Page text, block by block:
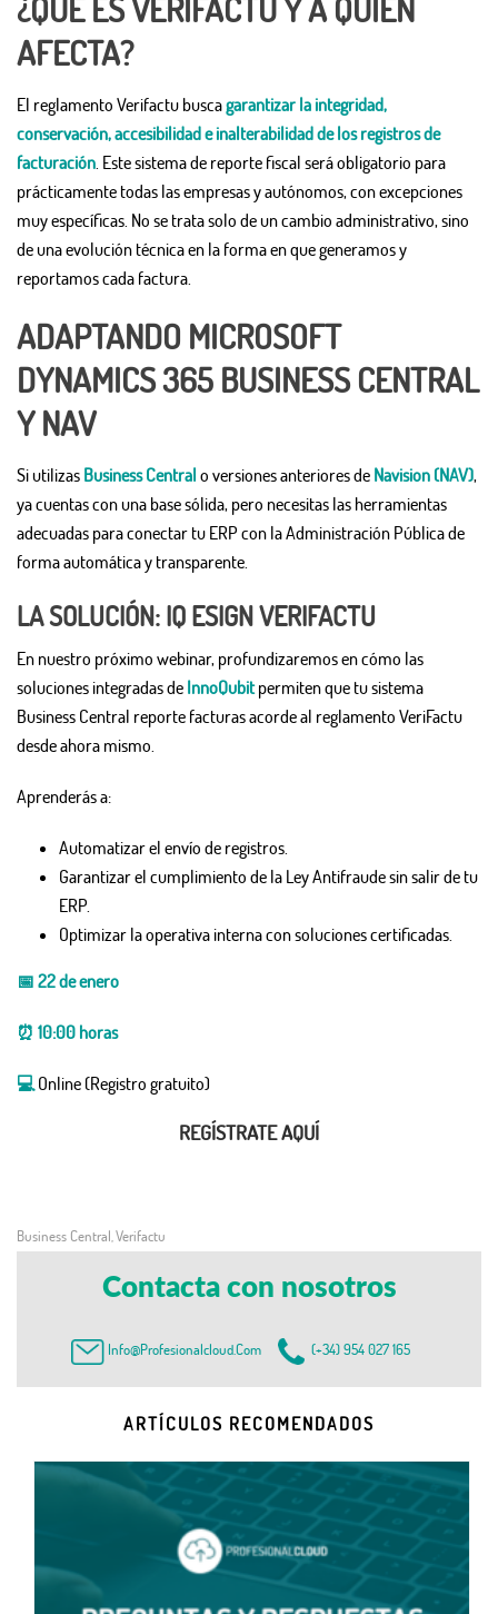
¿QUÉ ES VERIFACTU Y A QUIÉN
AFECTA?
El reglamento Verifactu buscagarantizar la integridad,
conservación, accesibilidad e inalterabilidad de los registros de
facturación. Este sistema de reporte fiscal será obligatorio para
prácticamente todas las empresas y autónomos, con excepciones
muy específicas. No se trata solo de un cambio administrativo, sino
de una evolución técnica en la forma en que generamos y
reportamos cada factura.
ADAPTANDO MICROSOFT
DYNAMICS 365 BUSINESS CENTRAL
Y NAV
Si utilizas Business Central o versiones anteriores de Navision (NAV),
ya cuentas con una base sólida, pero necesitas las herramientas
adecuadas para conectar tu ERP con la Administración Pública de
forma automática y transparente.
LA SOLUCIÓN: IQ ESIGN VERIFACTU
En nuestro próximo webinar, profundizaremos en cómo las
soluciones integradas de InnoQubitpermiten que tu sistema
Business Central reporte facturas acorde al reglamento VeriFactu
desde ahora mismo.
Aprenderás a:
Automatizar el envío de registros.
Garantizar el cumplimiento de la Ley Antifraude sin salir de tu
ERP.
Optimizar la operativa interna con soluciones certificadas.
📅 22 de enero
⏰ 10:00 horas
💻Online (Registro gratuito)
REGÍSTRATE AQUÍ
Business Central,Verifactu
Contacta con nosotros
Info@profesionalcloud.com (+34) 954 027 165
ARTÍCULOS RECOMENDADOS